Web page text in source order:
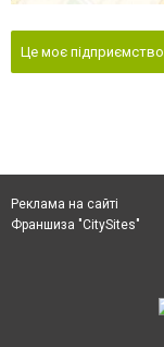
Це моє підприємство
Реклама на сайті
Франшиза "CitySites"